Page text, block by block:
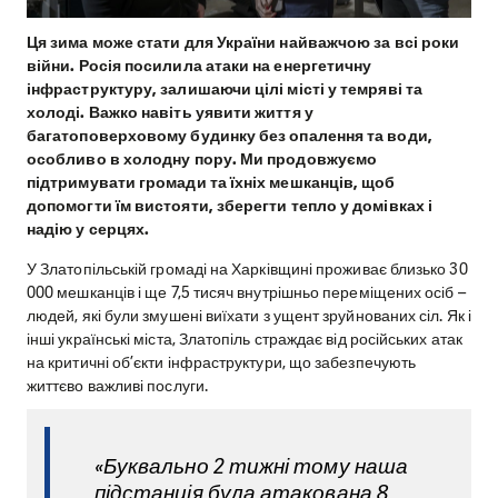
Ця зима може стати для України найважчою за всі роки
війни. Росія посилила атаки на енергетичну
інфраструктуру, залишаючи цілі місті у темряві та
холоді. Важко навіть уявити життя у
багатоповерховому будинку без опалення та води,
особливо в холодну пору. Ми продовжуємо
підтримувати громади та їхніх мешканців, щоб
допомогти їм вистояти, зберегти тепло у домівках і
надію у серцях.
У Златопільській громаді на Харківщині проживає близько 30
000 мешканців і ще 7,5 тисяч внутрішньо переміщених осіб –
людей, які були змушені виїхати з ущент зруйнованих сіл. Як і
інші українські міста, Златопіль страждає від російських атак
на критичні об’єкти інфраструктури, що забезпечують
життєво важливі послуги.
«Буквально 2 тижні тому наша